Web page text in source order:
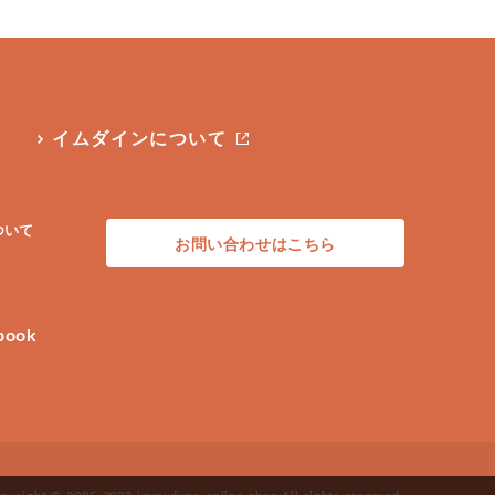
イムダインについて
いて
お問い合わせはこちら